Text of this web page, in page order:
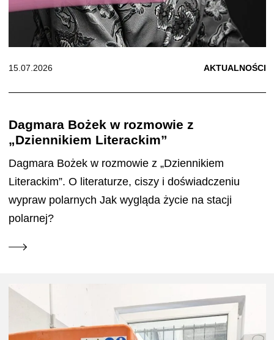
15.07.2026 AKTUALNOŚCI
Dagmara Bożek w rozmowie z
„Dziennikiem Literackim”
Dagmara Bożek w rozmowie z „Dziennikiem
Literackim”. O literaturze, ciszy i doświadczeniu
wypraw polarnych Jak wygląda życie na stacji
polarnej?